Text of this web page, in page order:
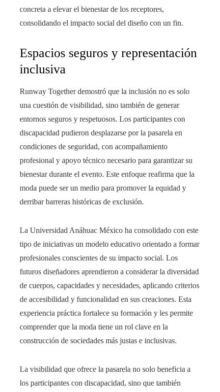
concreta a elevar el bienestar de los receptores,
consolidando el impacto social del diseño con un fin.
Espacios seguros y representación
inclusiva
Runway Together demostró que la inclusión no es solo
una cuestión de visibilidad, sino también de generar
entornos seguros y respetuosos. Los participantes con
discapacidad pudieron desplazarse por la pasarela en
condiciones de seguridad, con acompañamiento
profesional y apoyo técnico necesario para garantizar su
bienestar durante el evento. Este enfoque reafirma que la
moda puede ser un medio para promover la equidad y
derribar barreras históricas de exclusión.
La Universidad Anáhuac México ha consolidado con este
tipo de iniciativas un modelo educativo orientado a formar
profesionales conscientes de su impacto social. Los
futuros diseñadores aprendieron a considerar la diversidad
de cuerpos, capacidades y necesidades, aplicando criterios
de accesibilidad y funcionalidad en sus creaciones. Esta
experiencia práctica fortalece su formación y les permite
comprender que la moda tiene un rol clave en la
construcción de sociedades más justas e inclusivas.
La visibilidad que ofrece la pasarela no solo beneficia a
los participantes con discapacidad, sino que también